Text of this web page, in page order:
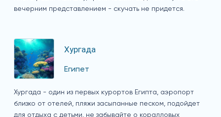
вечерним представлением - скучать не придется.
Хургада
Египет
Хургада - один из первых курортов Египта, аэропорт
близко от отелей, пляжи засыпанные песком, подойдет
для отдыха с детьми, не забывайте о коралловых